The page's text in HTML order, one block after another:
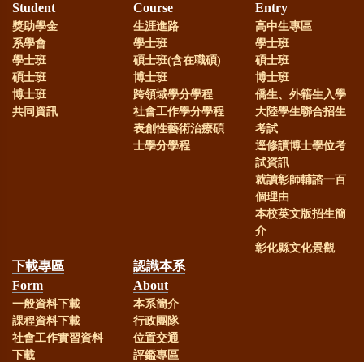
國科會113年研究計畫補助
本系研究生通過113年諮
商心理師高考，成績優異！
本系113年社會工作師高
本系99級系友劉韋廷(現
任線西國中)榮獲第22屆全國SUPER
教師獎
恭賀！
本系林淑華老師榮獲本
Student
獎助學金
系學會
學士班
碩士班
博士班
共同資訊
Course
生涯進路
學士班
碩士班(含在職碩)
博士班
跨領域學分學程
社會工作學分學程
表創性藝術治療碩
士學分學程
Entry
高中生專區
學士班
碩士班
博士班
僑生、外籍生入學
大陸學生聯合招生
考試
逕修讀博士學位考
試資訊
就讀彰師輔諮一百
個理由
本校英文版招生簡
介
彰化縣文化景觀
下載專區
Form
一般資料下載
課程資料下載
社會工作實習資料
下載
認識本系
About
本系簡介
行政團隊
位置交通
評鑑專區